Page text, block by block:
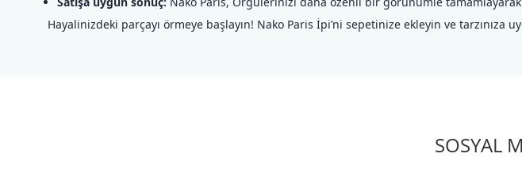
Hayalinizdeki parçayı örmeye başlayın! Nako Paris İpi’ni sepetinize ekleyin ve tarzınıza
SOSYAL